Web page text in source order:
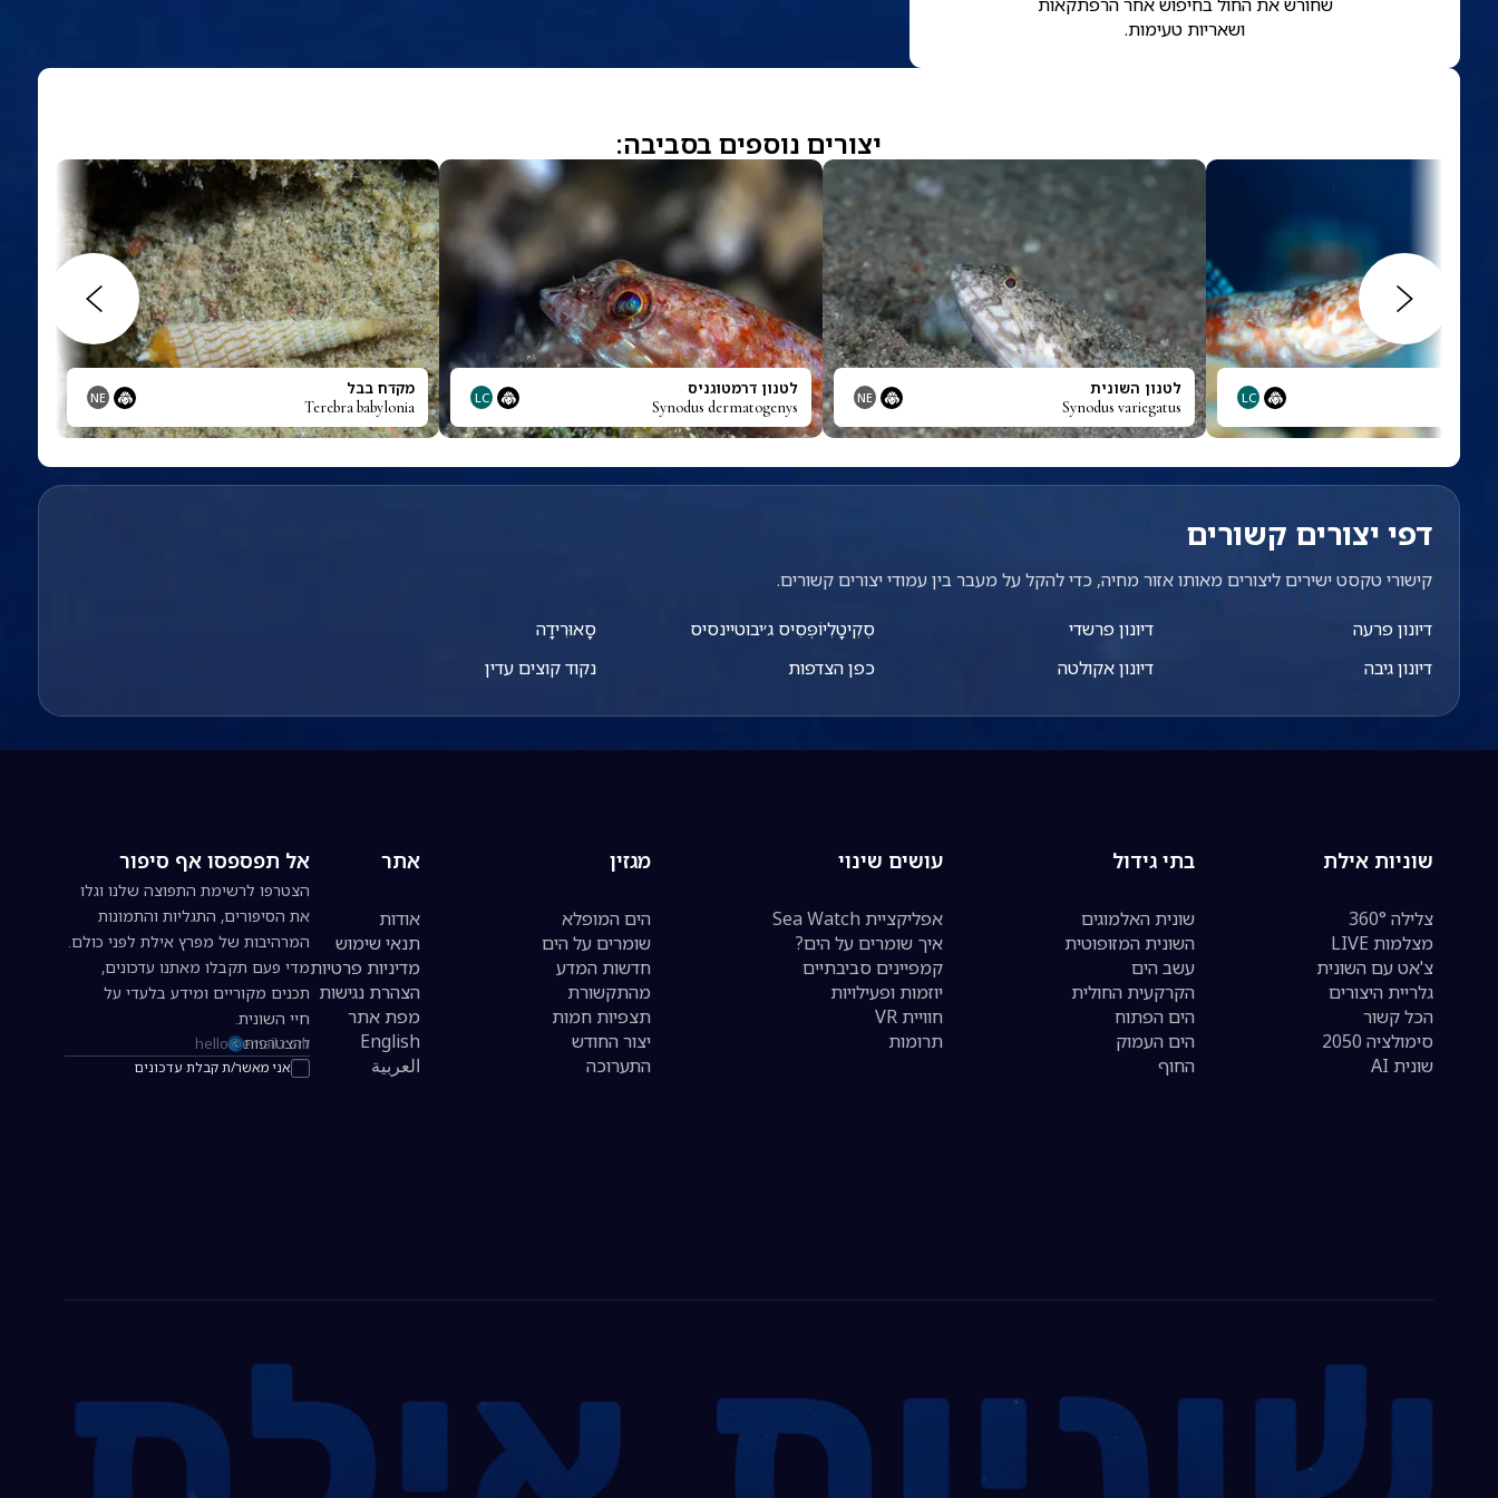
ושאריות טעימות.
יצורים נוספים בסביבה:
LC לטנון השונית
Synodus variegatus
NE לטנון דרמטוגניס
Synodus dermatogenys
LC מקדח בבל
Terebra babylonia
NE
דפי יצורים קשורים
קישורי טקסט ישירים ליצורים מאותו אזור מחיה, כדי להקל על מעבר בין עמודי יצורים קשורים.
דיונון פרעה
דיונון גיבה
דיונון פרשדי
דיונון אקולטה
סְקִיטָלִיוֹפְּסִיס ג׳יבוטיינסיס
כפן הצדפות
סָאוּרִידָה
נקוד קוצים עדין
שוניות אילת
צלילה 360°
מצלמות LIVE
צ'אט עם השונית
גלריית היצורים
הכל קשור
סימולציה 2050
שונית AI
בתי גידול
שונית האלמוגים
השונית המזופוטית
עשב הים
הקרקעית החולית
הים הפתוח
הים העמוק
החוף
עושים שינוי
אפליקציית Sea Watch
איך שומרים על הים?
קמפיינים סביבתיים
יוזמות ופעילויות
חוויית VR
תרומות
מגזין
הים המופלא
שומרים על הים
חדשות המדע
מהתקשורת
תצפיות חמות
יצור החודש
התערוכה
אתר
אודות
תנאי שימוש
מדיניות פרטיות
הצהרת נגישות
מפת אתר
English
العربية
אל תפספסו אף סיפור
הצטרפו לרשימת התפוצה שלנו וגלו
את הסיפורים, התגליות והתמונות
המרהיבות של מפרץ אילת לפני כולם.
מדי פעם תקבלו מאתנו עדכונים,
תכנים מקוריים ומידע בלעדי על
חיי השונית.
כתובת אימייל להרשמה לניוזלטר
אני מאשר/ת קבלת עדכונים
להצטרפות